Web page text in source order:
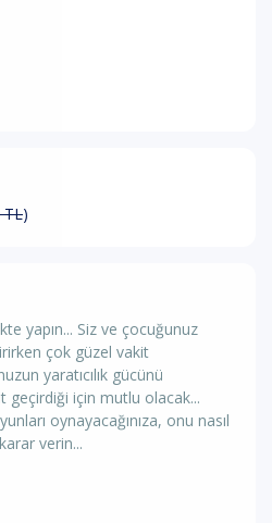
TL)
yapın... Siz ve çocuğunuz
çok güzel vakit
yaratıcılık gücünü
geçirdiği için mutlu olacak...
oynayacağınıza, onu nasıl
verin...